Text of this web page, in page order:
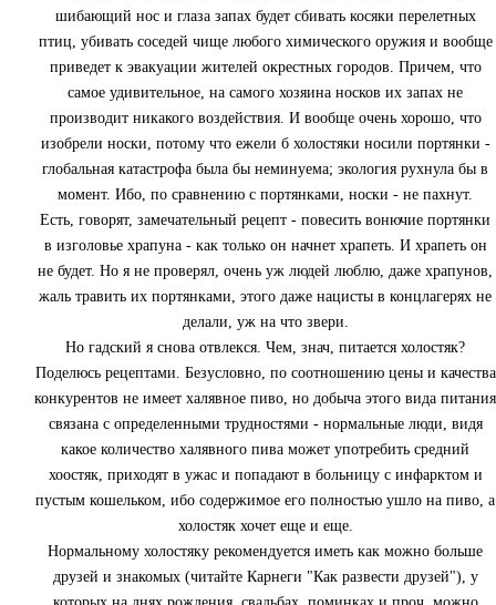
шибающий нос и глаза запах будет сбивать косяки перелетных
птиц, убивать соседей чище любого химического оружия и вообще
приведет к эвакуации жителей окрестных городов. Причем, что
самое удивительное, на самого хозяина носков их запах не
производит никакого воздействия. И вообще очень хорошо, что
изобрели носки, потому что ежели б холостяки носили портянки -
глобальная катастрофа была бы неминуема; экология рухнула бы в
момент. Ибо, по сравнению с портянками, носки - не пахнут.
Есть, говорят, замечательный рецепт - повесить вонючие портянки
в изголовье храпуна - как только он начнет храпеть. И храпеть он
не будет. Но я не проверял, очень уж людей люблю, даже храпунов,
жаль травить их портянками, этого даже нацисты в концлагерях не
делали, уж на что звери.
Но гадский я снова отвлекся. Чем, знач, питается холостяк?
Поделюсь рецептами. Безусловно, по соотношению цены и качества
конкурентов не имеет халявное пиво, но добыча этого вида питания
связана с определенными трудностями - нормальные люди, видя
какое количество халявного пива может употребить средний
хоостяк, приходят в ужас и попадают в больницу с инфарктом и
пустым кошельком, ибо содержимое его полностью ушло на пиво, а
холостяк хочет еще и еще.
Нормальному холостяку рекомендуется иметь как можно больше
друзей и знакомых (читайте Карнеги "Как развести друзей"), у